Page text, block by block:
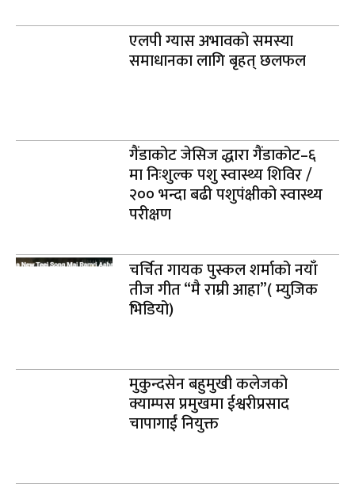
एलपी ग्यास अभावको समस्या
समाधानका लागि बृहत् छलफल
गैंडाकोट जेसिज द्धारा गैंडाकोट–६
मा निःशुल्क पशु स्वास्थ्य शिविर /
२०० भन्दा बढी पशुपंक्षीको स्वास्थ्य
परीक्षण
चर्चित गायक पुस्कल शर्माको नयाँ
तीज गीत “मै राम्री आहा”( म्युजिक
भिडियो)
मुकुन्दसेन बहुमुखी कलेजको
क्याम्पस प्रमुखमा ईश्वरीप्रसाद
चापागाईं नियुक्त